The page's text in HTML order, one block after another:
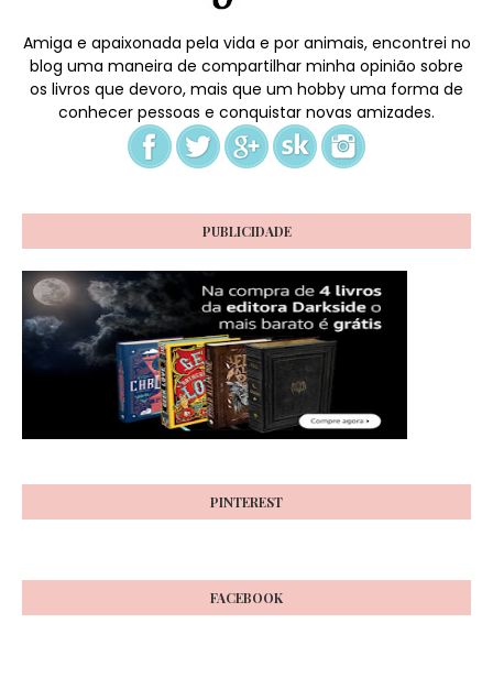
Amiga e apaixonada pela vida e por animais, encontrei no
blog uma maneira de compartilhar minha opinião sobre
os livros que devoro, mais que um hobby uma forma de
conhecer pessoas e conquistar novas amizades.
PUBLICIDADE
PINTEREST
FACEBOOK